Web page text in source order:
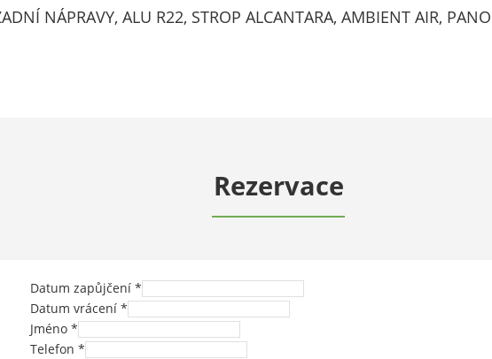
NÁPRAVY, ALU R22, STROP ALCANTARA, AMBIENT AIR,
Rezervace
Datum zapůjčení *
Datum vrácení *
Jméno *
Telefon *